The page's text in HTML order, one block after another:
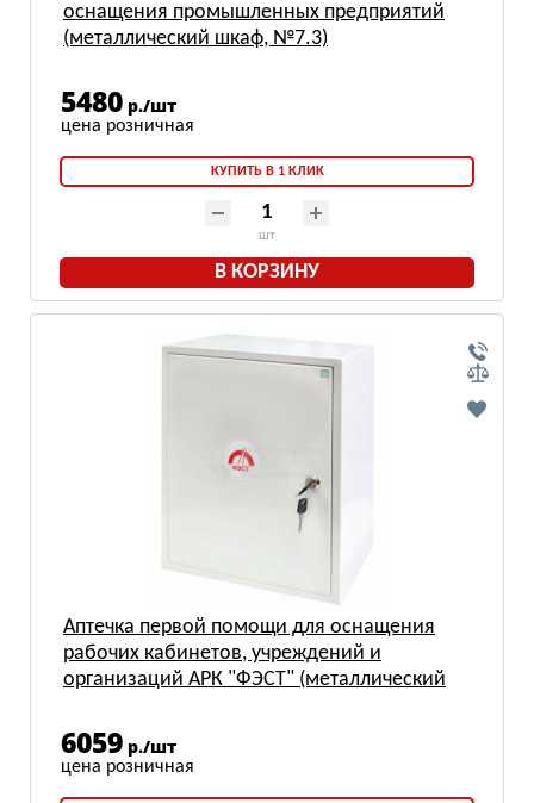
оснащения промышленных предприятий
(металлический шкаф, №7.3)
5480 р./шт
КУПИТЬ В 1 КЛИК
шт
В КОРЗИНУ
Аптечка первой помощи для оснащения
рабочих кабинетов, учреждений и
организаций АРК "ФЭСТ" (металлический
6059 р./шт